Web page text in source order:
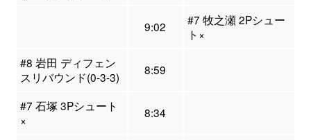
9:02
#7 牧之瀬 2Pシュー
ト×
#8 岩田 ディフェン
スリバウンド(0-3-3)
8:59
#7 石塚 3Pシュート
×
8:34